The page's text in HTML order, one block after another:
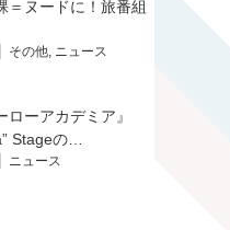
＝ヌードに！旅番組
その他, ニュース
ローアカデミア』
Stageの…
ニュース